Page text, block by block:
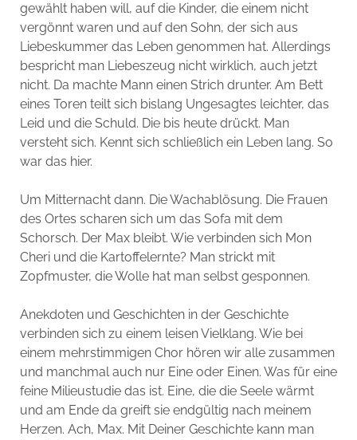
gewählt haben will, auf die Kinder, die einem nicht
vergönnt waren und auf den Sohn, der sich aus
Liebeskummer das Leben genommen hat. Allerdings
bespricht man Liebeszeug nicht wirklich, auch jetzt
nicht. Da machte Mann einen Strich drunter. Am Bett
eines Toren teilt sich bislang Ungesagtes leichter, das
Leid und die Schuld. Die bis heute drückt. Man
versteht sich. Kennt sich schließlich ein Leben lang. So
war das hier.
Um Mitternacht dann. Die Wachablösung. Die Frauen
des Ortes scharen sich um das Sofa mit dem
Schorsch. Der Max bleibt. Wie verbinden sich Mon
Cheri und die Kartoffelernte? Man strickt mit
Zopfmuster, die Wolle hat man selbst gesponnen.
Anekdoten und Geschichten in der Geschichte
verbinden sich zu einem leisen Vielklang. Wie bei
einem mehrstimmigen Chor hören wir alle zusammen
und manchmal auch nur Eine oder Einen. Was für eine
feine Milieustudie das ist. Eine, die die Seele wärmt
und am Ende da greift sie endgültig nach meinem
Herzen. Ach, Max. Mit Deiner Geschichte kann man